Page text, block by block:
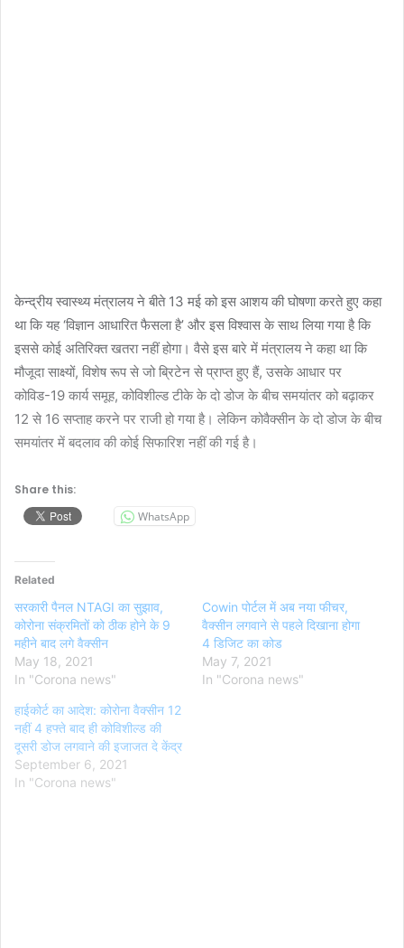
केन्द्रीय स्वास्थ्य मंत्रालय ने बीते 13 मई को इस आशय की घोषणा करते हुए कहा
था कि यह ‘विज्ञान आधारित फैसला है’ और इस विश्वास के साथ लिया गया है कि
इससे कोई अतिरिक्त खतरा नहीं होगा। वैसे इस बारे में मंत्रालय ने कहा था कि
मौजूदा साक्ष्यों, विशेष रूप से जो ब्रिटेन से प्राप्त हुए हैं, उसके आधार पर
कोविड-19 कार्य समूह, कोविशील्ड टीके के दो डोज के बीच समयांतर को बढ़ाकर
12 से 16 सप्ताह करने पर राजी हो गया है। लेकिन कोवैक्सीन के दो डोज के बीच
समयांतर में बदलाव की कोई सिफारिश नहीं की गई है।
Share this:
WhatsApp
Related
सरकारी पैनल NTAGI का सुझाव,
कोरोना संक्रमितों को ठीक होने के 9
महीने बाद लगे वैक्सीन
May 18, 2021
In "Corona news"
Cowin पोर्टल में अब नया फीचर,
वैक्सीन लगवाने से पहले दिखाना होगा
4 डिजिट का कोड
May 7, 2021
In "Corona news"
हाईकोर्ट का आदेश: कोरोना वैक्सीन 12
नहीं 4 हफ्ते बाद ही कोविशील्ड की
दूसरी डोज लगवाने की इजाजत दे केंद्र
September 6, 2021
In "Corona news"